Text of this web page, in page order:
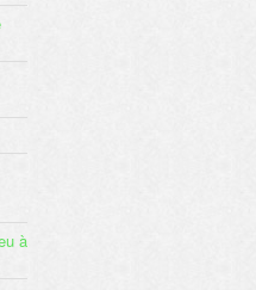
à